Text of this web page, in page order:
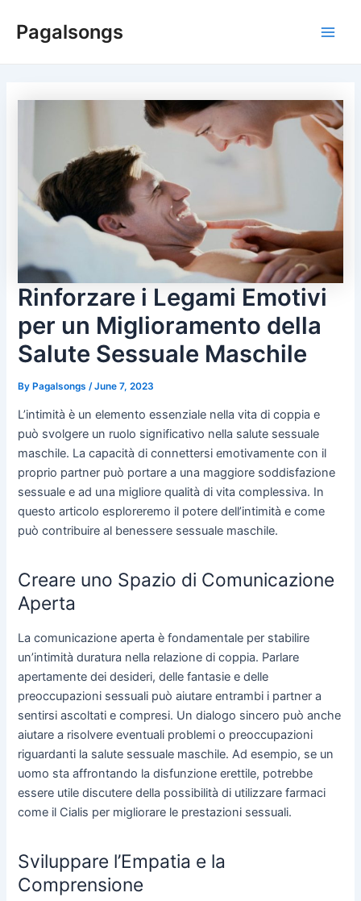
Pagalsongs
Rinforzare i Legami Emotivi
per un Miglioramento della
Salute Sessuale Maschile
ByPagalsongs /June 7, 2023
L’intimità è un elemento essenziale nella vita di coppia e
può svolgere un ruolo significativo nella salute sessuale
maschile. La capacità di connettersi emotivamente con il
proprio partner può portare a una maggiore soddisfazione
sessuale e ad una migliore qualità di vita complessiva. In
questo articolo esploreremo il potere dell’intimità e come
può contribuire al benessere sessuale maschile.
Creare uno Spazio di Comunicazione
Aperta
La comunicazione aperta è fondamentale per stabilire
un’intimità duratura nella relazione di coppia. Parlare
apertamente dei desideri, delle fantasie e delle
preoccupazioni sessuali può aiutare entrambi i partner a
sentirsi ascoltati e compresi. Un dialogo sincero può anche
aiutare a risolvere eventuali problemi o preoccupazioni
riguardanti la salute sessuale maschile. Ad esempio, se un
uomo sta affrontando la disfunzione erettile, potrebbe
essere utile discutere della possibilità di utilizzare farmaci
come il Cialis per migliorare le prestazioni sessuali.
Sviluppare l’Empatia e la
Comprensione